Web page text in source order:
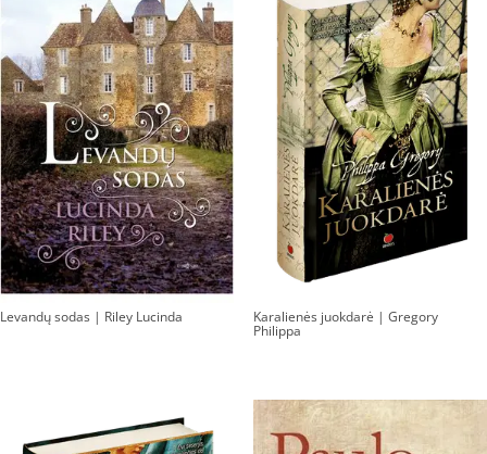
Levandų sodas | Riley Lucinda Karalienės juokdarė | Gregory
Philippa